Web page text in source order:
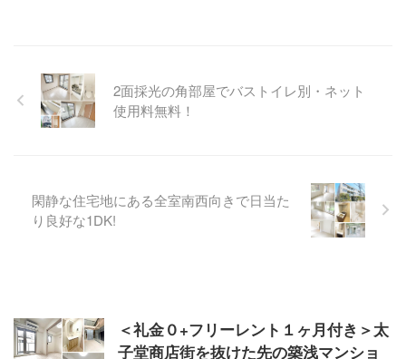
2面採光の角部屋でバストイレ別・ネット
使用料無料！
閑静な住宅地にある全室南西向きで日当た
り良好な1DK!
＜礼金０+フリーレント１ヶ月付き＞太
子堂商店街を抜けた先の築浅マンショ